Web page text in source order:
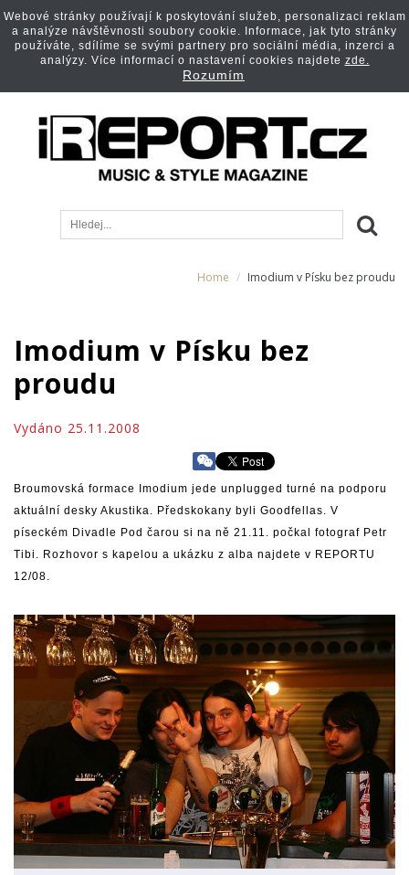
Home Imodium v Písku bez proudu
Imodium v Písku bez
proudu
Vydáno 25.11.2008
Broumovská formace Imodium jede unplugged turné na podporu
aktuální desky Akustika. Předskokany byli Goodfellas. V
píseckém Divadle Pod čarou si na ně 21.11. počkal fotograf Petr
Tibi. Rozhovor s kapelou a ukázku z alba najdete v REPORTU
12/08.
Webové stránky používají k poskytování služeb, personalizaci reklam
a analýze návštěvnosti soubory cookie. Informace, jak tyto stránky
používáte, sdílíme se svými partnery pro sociální média, inzerci a
analýzy. Více informací o nastavení cookies najdete zde.
Rozumím